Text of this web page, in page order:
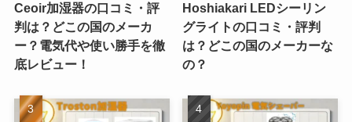
Ceoir加湿器の口コミ・評
判は？どこの国のメーカ
ー？電気代や使い勝手を徹
底レビュー！
Hoshiakari LEDシーリン
グライトの口コミ・評判
は？どこの国のメーカーな
の？